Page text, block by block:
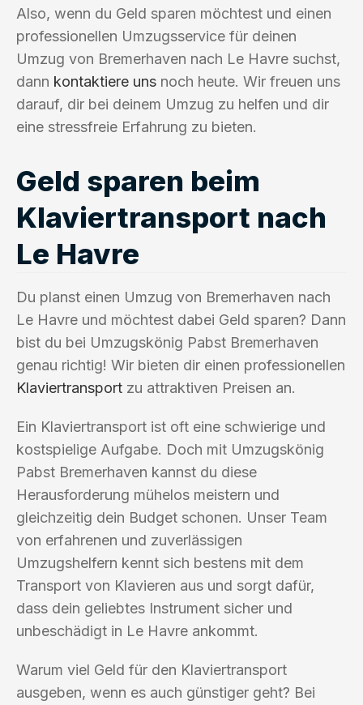
Also, wenn du Geld sparen möchtest und einen
professionellen Umzugsservice für deinen
Umzug von Bremerhaven nach Le Havre suchst,
dann kontaktiere uns noch heute. Wir freuen uns
darauf, dir bei deinem Umzug zu helfen und dir
eine stressfreie Erfahrung zu bieten.
Geld sparen beim
Klaviertransport nach
Le Havre
Du planst einen Umzug von Bremerhaven nach
Le Havre und möchtest dabei Geld sparen? Dann
bist du bei Umzugskönig Pabst Bremerhaven
genau richtig! Wir bieten dir einen professionellen
Klaviertransport zu attraktiven Preisen an.
Ein Klaviertransport ist oft eine schwierige und
kostspielige Aufgabe. Doch mit Umzugskönig
Pabst Bremerhaven kannst du diese
Herausforderung mühelos meistern und
gleichzeitig dein Budget schonen. Unser Team
von erfahrenen und zuverlässigen
Umzugshelfern kennt sich bestens mit dem
Transport von Klavieren aus und sorgt dafür,
dass dein geliebtes Instrument sicher und
unbeschädigt in Le Havre ankommt.
Warum viel Geld für den Klaviertransport
ausgeben, wenn es auch günstiger geht? Bei